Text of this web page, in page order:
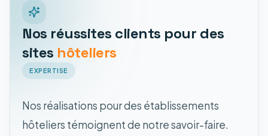
Nos réussites clients pour des
sites hôteliers
EXPERTISE
Nos réalisations pour des établissements
hôteliers témoignent de notre savoir-faire.